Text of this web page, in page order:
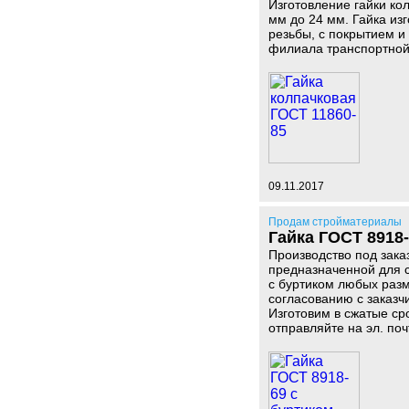
Изготовление гайки
мм до 24 мм. Гайка
резьбы, с покрытием и
филиала
09.11.2017
Продам стройматериалы
Гайка ГОСТ
Производство под
предназначенной для
с буртиком любых
согласованию с
Изготовим в сжатые
отправляйте на эл.